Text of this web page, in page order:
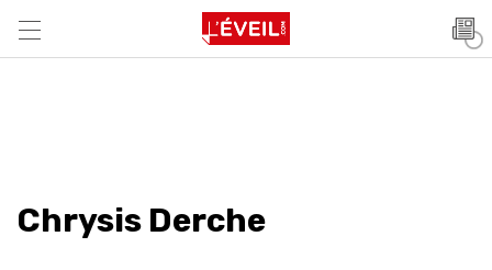
Chrysis Derche